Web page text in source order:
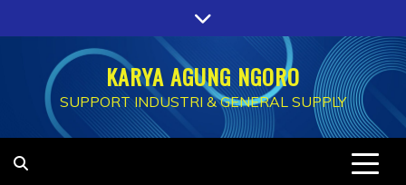
to
KARYA AGUNG NGORO
SUPPORT INDUSTRI & GENERAL SUPPLY